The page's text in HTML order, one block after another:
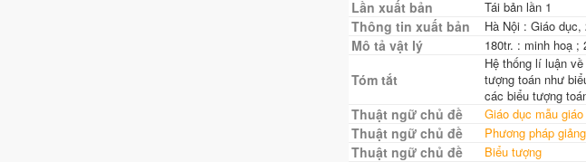
Lần xuất bản
Tái bản lần 1
Thông tin xuất bản Hà Nội : Giáo dục,
Mô tả vật lý 180tr. : minh hoạ ;
Tóm tắt
Hệ thống lí luận
tượng toán như
các biểu tượng
Thuật ngữ chủ đề Giáo dục mẫu giáo
Thuật ngữ chủ đề Phương pháp
Thuật ngữ chủ đề Biểu tượng